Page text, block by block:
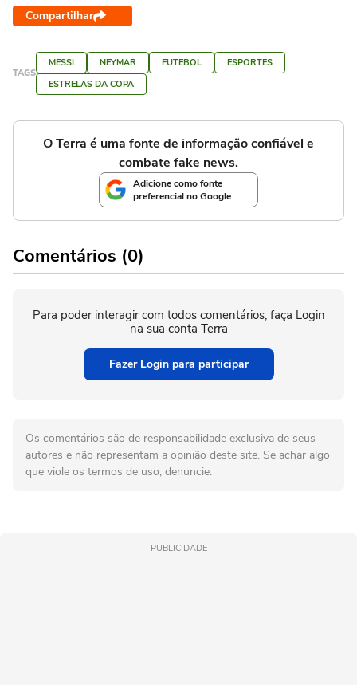
Compartilhar
TAGS
MESSI NEYMAR FUTEBOL
ESPORTES
ESTRELAS DA COPA
O Terra é uma fonte de informação confiável e
combate fake news.
Adicione como fonte
preferencial no Google
Comentários (0)
Para poder interagir com todos comentários, faça Login
na sua conta Terra
Fazer Login para participar
Os comentários são de responsabilidade exclusiva de seus
autores e não representam a opinião deste site. Se achar algo
que viole os termos de uso, denuncie.
PUBLICIDADE